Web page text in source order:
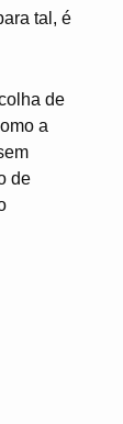
tal, é
de
a
de